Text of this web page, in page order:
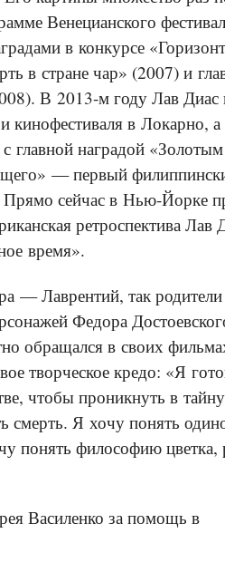
Венецианского
в конкурсе
в стране чар» (2007) и
В 2013-м году Лав Диас
кинофестиваля в Локарно,
главной наградой
— первый
Прямо сейчас в Нью-Йорке
ретроспектива Лав
время».
— Лаврентий, так родители
Федора
обращался в своих
творческое кредо: «Я
чтобы проникнуть в
смерть. Я хочу понять
понять философию цветка,
Василенко за помощь в